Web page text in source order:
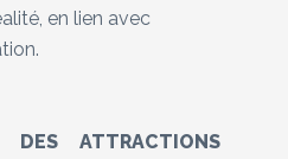
en lien avec
DES ATTRACTIONS